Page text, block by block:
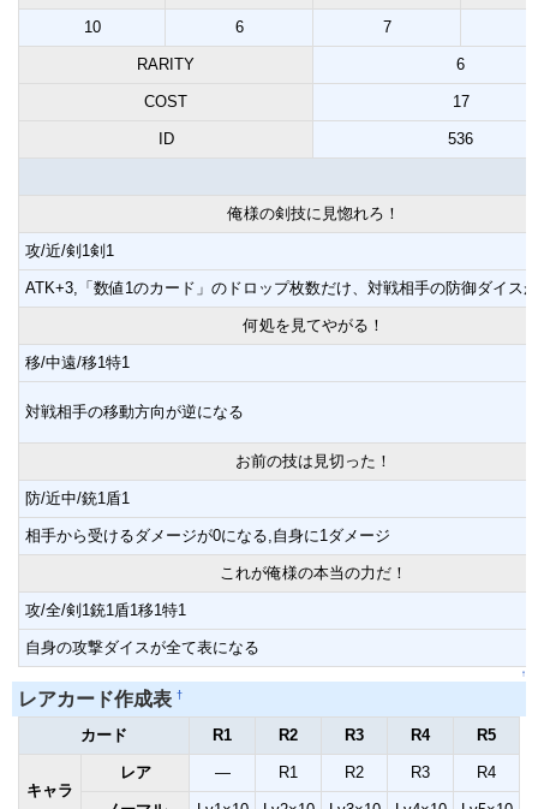
10 6 7
RARITY 6
COST 17
ID 536
俺様の剣技に見惚れろ！
攻/近/剣1剣1
ATK+3,「数値1のカード」のドロップ枚数だけ、対戦相手の防御ダイス
何処を見てやがる！
移/中遠/移1特1
対戦相手の移動方向が逆になる
お前の技は見切った！
防/近中/銃1盾1
相手から受けるダメージが0になる,自身に1ダメージ
これが俺様の本当の力だ！
攻/全/剣1銃1盾1移1特1
自身の攻撃ダイスが全て表になる
↑
レアカード作成表 †
カード R1 R2 R3 R4 R5
キャラ
レア ― R1 R2 R3 R4